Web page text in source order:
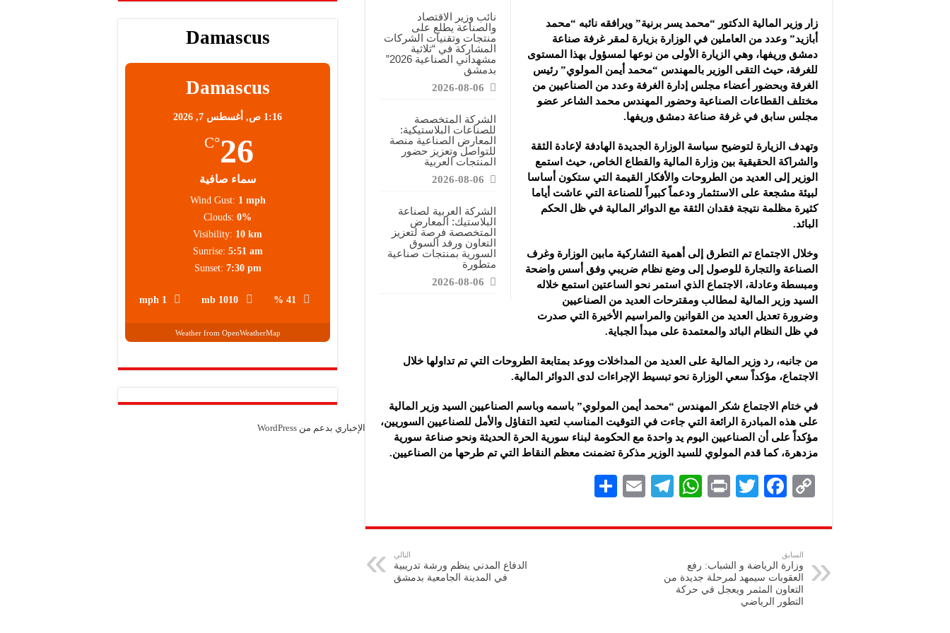
شركة “كاربوباتش”: المعرض منصة لتعزيز الشراكات ودعم الصناعات البلاستيكية السورية
شركة “جالكسي أوتوميشن”: المعارض المتخصصة تساهم في دعم الصناعة السورية وتعزيز حضور المنتجات المحلية
نائب وزير الاقتصاد
والصناعة يطلع على
منتجات وتقنيات الشركات
المشاركة في “ثلاثية
مشهداني الصناعية 2026”
بدمشق
2026-08-06
الشركة المتخصصة
للصناعات البلاستيكية:
المعارض الصناعية منصة
للتواصل وتعزيز حضور
المنتجات العربية
2026-08-06
الشركة العربية لصناعة
البلاستيك: المعارض
المتخصصة فرصة لتعزيز
التعاون ورفد السوق
السورية بمنتجات صناعية
متطورة
2026-08-06
زار وزير المالية الدكتور “محمد يسر برنية” ويرافقه نائبه “محمد
أبازيد” وعدد من العاملين في الوزارة بزيارة لمقر غرفة صناعة
دمشق وريفها، وهي الزيارة الأولى من نوعها لمسؤول بهذا المستوى
للغرفة، حيث التقى الوزير بالمهندس “محمد أيمن المولوي” رئيس
الغرفة وبحضور أعضاء مجلس إدارة الغرفة وعدد من الصناعيين من
مختلف القطاعات الصناعية وحضور المهندس محمد الشاعر عضو
مجلس سابق في غرفة صناعة دمشق وريفها.
وتهدف الزيارة لتوضيح سياسة الوزارة الجديدة الهادفة لإعادة الثقة
والشراكة الحقيقية بين وزارة المالية والقطاع الخاص، حيث استمع
الوزير إلى العديد من الطروحات والأفكار القيمة التي ستكون أساسا
لبيئة مشجعة على الاستثمار ودعماً كبيراً للصناعة التي عاشت أياما
كثيرة مظلمة نتيجة فقدان الثقة مع الدوائر المالية في ظل الحكم
البائد.
وخلال الاجتماع تم التطرق إلى أهمية التشاركية مابين الوزارة وغرف
الصناعة والتجارة للوصول إلى وضع نظام ضريبي وفق أسس واضحة
ومبسطة وعادلة، الاجتماع الذي استمر نحو الساعتين استمع خلاله
السيد وزير المالية لمطالب ومقترحات العديد من الصناعيين
وضرورة تعديل العديد من القوانين والمراسيم الأخيرة التي صدرت
في ظل النظام البائد والمعتمدة على مبدأ الجباية.
من جانبه، رد وزير المالية على العديد من المداخلات ووعد بمتابعة الطروحات التي تم تداولها خلال
الاجتماع، مؤكداً سعي الوزارة نحو تبسيط الإجراءات لدى الدوائر المالية.
في ختام الاجتماع شكر المهندس “محمد أيمن المولوي” باسمه وباسم الصناعيين السيد وزير المالية
على هذه المبادرة الرائعة التي جاءت في التوقيت المناسب لتعيد التفاؤل والأمل للصناعيين السوريين،
مؤكداً على أن الصناعيين اليوم يد واحدة مع الحكومة لبناء سورية الحرة الحديثة ونحو صناعة سورية
مزدهرة، كما قدم المولوي للسيد الوزير مذكرة تضمنت معظم النقاط التي تم طرحها من الصناعيين.
C
p
y
Li
n
F
eb
k
T
tt
P
nt
W
at
A
p
Te
gr
E
ai
ar
السابق
وزارة الرياضة و الشباب: رفع
العقوبات سيمهد لمرحلة جديدة من
التعاون المثمر ويعجل في حركة
التطور الرياضي
التالي
الدفاع المدني ينظم ورشة تدريبية
في المدينة الجامعية بدمشق
Damascus
Damascus
1:16 ص, أغسطس 7, 2026
26
°C
سماء صافية
41 %
1010 mb
1 mph
Wind Gust: 1 mph
Clouds: 0%
Visibility: 10 km
Sunrise: 5:51 am
Sunset: 7:30 pm
Weather from OpenWeatherMap
الإخباري بدعم من WordPress